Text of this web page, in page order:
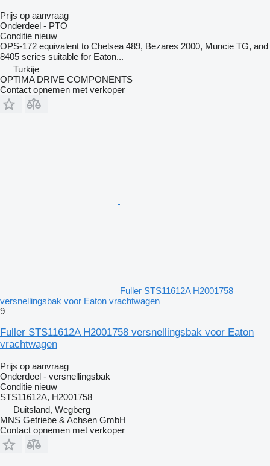
Prijs op aanvraag
Onderdeel - PTO
Conditie nieuw
OPS-172 equivalent to Chelsea 489, Bezares 2000, Muncie TG, and
8405 series suitable for Eaton...
Turkije
OPTIMA DRIVE COMPONENTS
Contact opnemen met verkoper
Fuller STS11612A H2001758
versnellingsbak voor Eaton vrachtwagen
9
Fuller STS11612A H2001758 versnellingsbak voor Eaton
vrachtwagen
Prijs op aanvraag
Onderdeel - versnellingsbak
Conditie nieuw
STS11612A, H2001758
Duitsland, Wegberg
MNS Getriebe & Achsen GmbH
Contact opnemen met verkoper